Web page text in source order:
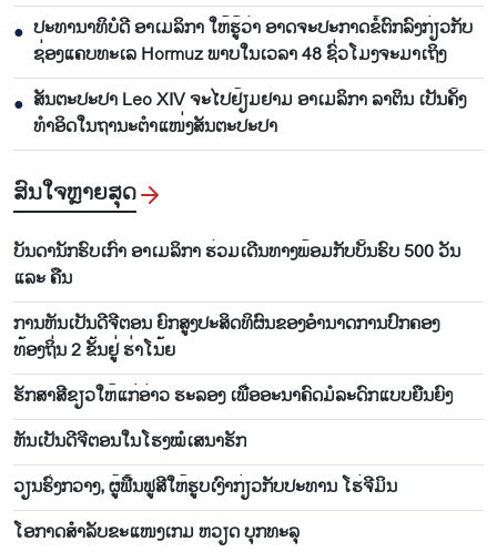
● ປະທານາທິບໍດີ ອາເມລິກາ ໃຫ້ຮູ້ວ່າ ອາດຈະປະກາດຂໍ້ຕົກລົງກ່ຽວກັບ
ຊ່ອງແຄບທະເລ Hormuz ພາບໃນເວລາ 48 ຊົ່ວໂມງຈະມາເຖິງ
● ສັນຕະປະປາ Leo XIV ຈະໄປຢ້ຽມຢາມ ອາເມລິກາ ລາຕິນ ເປັນຄັ້ງ
ທຳອິດໃນຖານະຕຳແໜ່ງສັນຕະປະປາ
ສົນ​ໃຈ​ຫຼາຍ​ສຸດ
ບັນດານັກຮົບເກົ່າ ອາເມລິກາ ຮ່ວມເດີນທາງພ້ອມກັບບັ້ນຮົບ 500 ວັນ
ແລະ ຄືນ
ການຫັນເປັນດີຈີຕອນ ຍົກສູງປະສິດທິຜົນຂອງອຳນາດການປົກຄອງ
ທ້ອງຖິ່ນ 2 ຂັ້ນຢູ່ ຮ່າໂນ້ຍ
ຮັກສາສີຂຽວໃຫ້ແກ່ອ່າວ ຮະລອງ ເພື່ອອະນາຄົດມໍລະດົກແບບຍືນຍົງ
ຫັນ​ເປັນ​ດີ​ຈີ​ຕອນ​ໃນ​ໂຮງ​ໝໍ​ເສ​ນາ​ຮັກ
ວຽນຮົ່ງກວາງ, ຜູ້ຟື້ນຟູສີໃຫ້ຮູບເງົາກ່ຽວກັບປະທານ ໂຮ່ຈີມິນ
ໂອ​ກາດສຳລັບ​ຂະ​ແໜງເກມ ຫວຽດ ບຸກ​ທະ​ລຸ